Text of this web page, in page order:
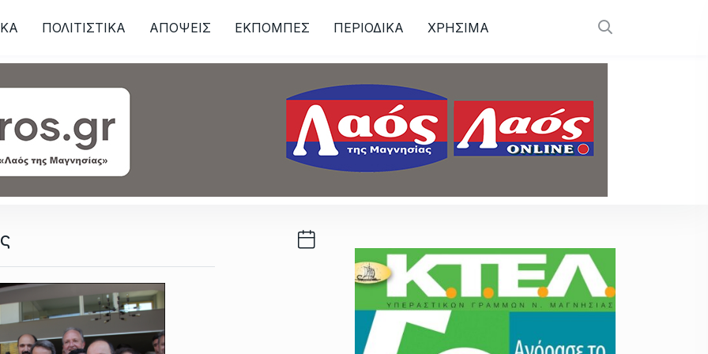
ΠΟΛΙΤΙΣΤΙΚΑ ΑΠΟΨΕΙΣ ΕΚΠΟΜΠΕΣ ΠΕΡΙΟΔΙΚΑ ΧΡΗΣΙΜΑ